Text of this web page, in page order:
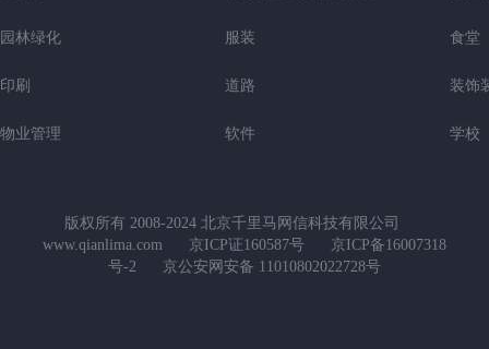
园林绿化 服装 食堂
印刷 道路 装饰
物业管理 软件 学校
版权所有 2008-2024 北京千里马网信科技有限公司
www.qianlima.com
京ICP证160587号
京ICP备16007318
号-2
京公安网安备 11010802022728号